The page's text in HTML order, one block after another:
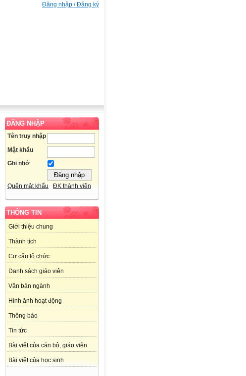
Đăng nhập / Đăng ký
ĐĂNG NHẬP
Tên truy nhập
Mật khẩu
Ghi nhớ
Quên mật khẩu ĐK thành viên
THÔNG TIN
Giới thiệu chung
Thành tích
Cơ cấu tổ chức
Danh sách giáo viên
Văn bản ngành
Hình ảnh hoạt động
Thông báo
Tin tức
Bài viết của cán bộ, giáo viên
Bài viết của học sinh